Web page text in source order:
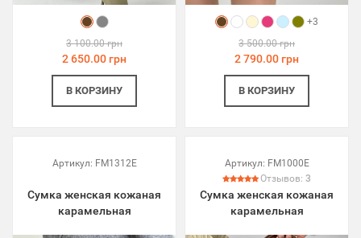
3 100.00 грн
2 650.00 грн
В КОРЗИНУ
+3
3 500.00 грн
2 790.00 грн
В КОРЗИНУ
Артикул: FM1312E
Сумка женская кожаная
карамельная
Артикул: FM1000E
Отзывов: 3
Сумка женская кожаная
карамельная